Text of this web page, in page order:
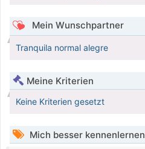
Mein Wunschpartner
Tranquila normal alegre
Meine Kriterien
Keine Kriterien gesetzt
Mich besser kennenlernen